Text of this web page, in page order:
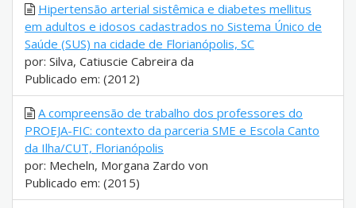
Hipertensão arterial sistêmica e diabetes mellitus
em adultos e idosos cadastrados no Sistema Único de
Saúde (SUS) na cidade de Florianópolis, SC
por: Silva, Catiuscie Cabreira da
Publicado em: (2012)
A compreensão de trabalho dos professores do
PROEJA-FIC: contexto da parceria SME e Escola Canto
da Ilha/CUT, Florianópolis
por: Mecheln, Morgana Zardo von
Publicado em: (2015)